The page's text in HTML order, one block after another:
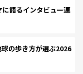
語るインタビュー連
の歩き方が選ぶ2026